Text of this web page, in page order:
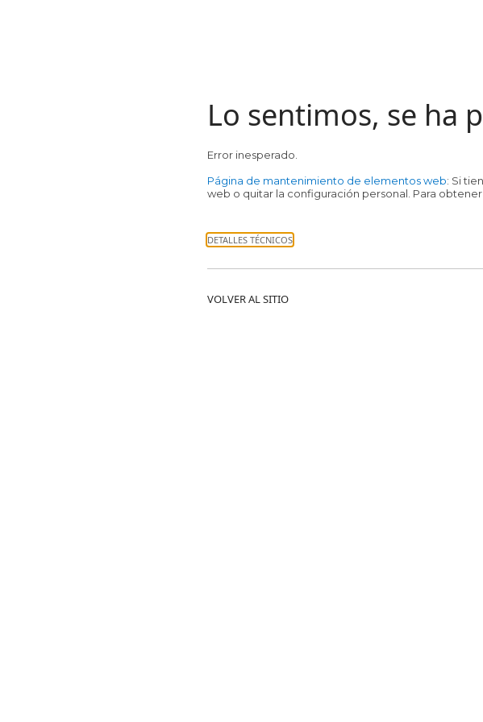
Lo sentimos, se ha
Error inesperado.
Página de mantenimiento de elementos web: Si
web o quitar la configuración personal. Para
DETALLES TÉCNICOS
VOLVER AL SITIO